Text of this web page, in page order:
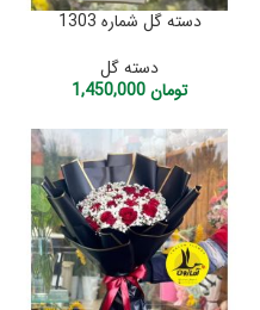
دسته گل شماره 1303
دسته گل
تومان